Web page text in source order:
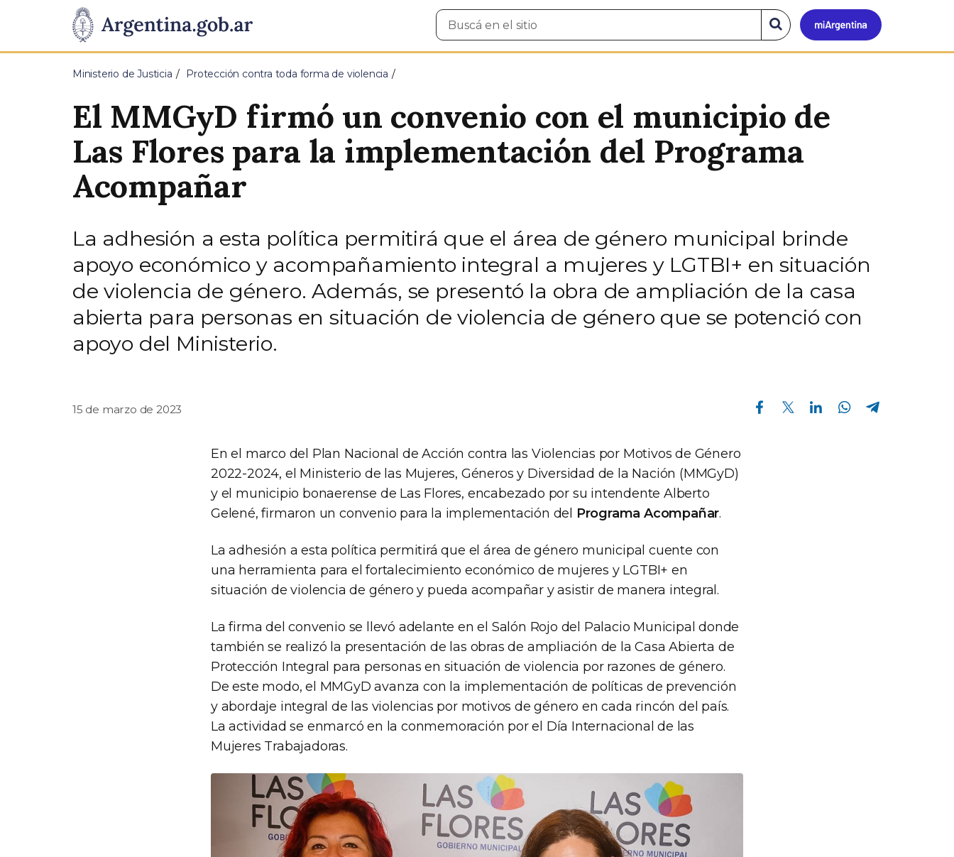
Presidencia
de
Pasar al contenido principal
Mi
Buscar
en
Buscar
en
el
Ministerio de Justicia Protección contra toda forma de violencia
El MMGyD firmó un convenio con el municipio de
Las Flores para la implementación del Programa
Acompañar
La adhesión a esta política permitirá que el área de género municipal brinde
apoyo económico y acompañamiento integral a mujeres y LGTBI+ en situación
de violencia de género. Además, se presentó la obra de ampliación de la casa
abierta para personas en situación de violencia de género que se potenció con
apoyo del Ministerio.
15 de marzo de 2023
Compartir en Facebook Compartir en Twitter Compartir en Linkedin Compartir en Whatsapp
En el marco del Plan Nacional de Acción contra las Violencias por Motivos de Género
2022-2024, el Ministerio de las Mujeres, Géneros y Diversidad de la Nación (MMGyD)
y el municipio bonaerense de Las Flores, encabezado por su intendente Alberto
Gelené, firmaron un convenio para la implementación del Programa Acompañar.
La adhesión a esta política permitirá que el área de género municipal cuente con
una herramienta para el fortalecimiento económico de mujeres y LGTBI+ en
situación de violencia de género y pueda acompañar y asistir de manera integral.
La firma del convenio se llevó adelante en el Salón Rojo del Palacio Municipal donde
también se realizó la presentación de las obras de ampliación de la Casa Abierta de
Protección Integral para personas en situación de violencia por razones de género.
De este modo, el MMGyD avanza con la implementación de políticas de prevención
y abordaje integral de las violencias por motivos de género en cada rincón del país.
La actividad se enmarcó en la conmemoración por el Día Internacional de las
Mujeres Trabajadoras.